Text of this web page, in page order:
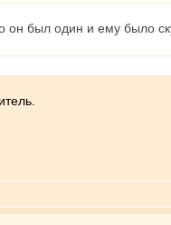
был один и ему было